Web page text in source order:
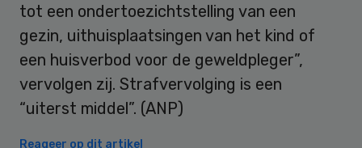
tot een ondertoezichtstelling van een
gezin, uithuisplaatsingen van het kind of
een huisverbod voor de geweldpleger”,
vervolgen zij. Strafvervolging is een
“uiterst middel”. (ANP)
Reageer op dit artikel